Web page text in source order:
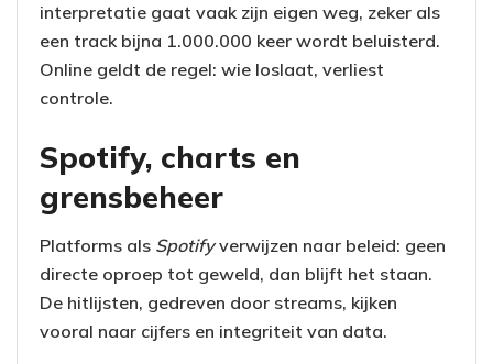
interpretatie gaat vaak zijn eigen weg, zeker als
een track bijna 1.000.000 keer wordt beluisterd.
Online geldt de regel: wie loslaat, verliest
controle.
Spotify, charts en
grensbeheer
Platforms als Spotifyverwijzen naar beleid: geen
directe oproep tot geweld, dan blijft het staan.
De hitlijsten, gedreven door streams, kijken
vooral naar cijfers en integriteit van data.